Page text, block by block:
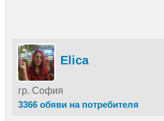
Elica
гр. София
3366 обяви на потребителя